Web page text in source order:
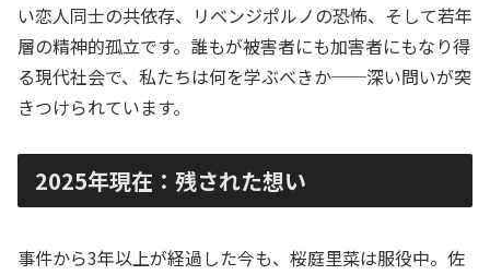
い恋人同士の共依存、リベンジポルノの恐怖、そして若年
層の精神的孤立です。誰もが被害者にも加害者にもなり得
る現代社会で、私たちは何を学ぶべきか──深い問いが突
きつけられています。
2025年現在：残された想い
事件から3年以上が経過した今も、桜庭里菜は服役中。佐